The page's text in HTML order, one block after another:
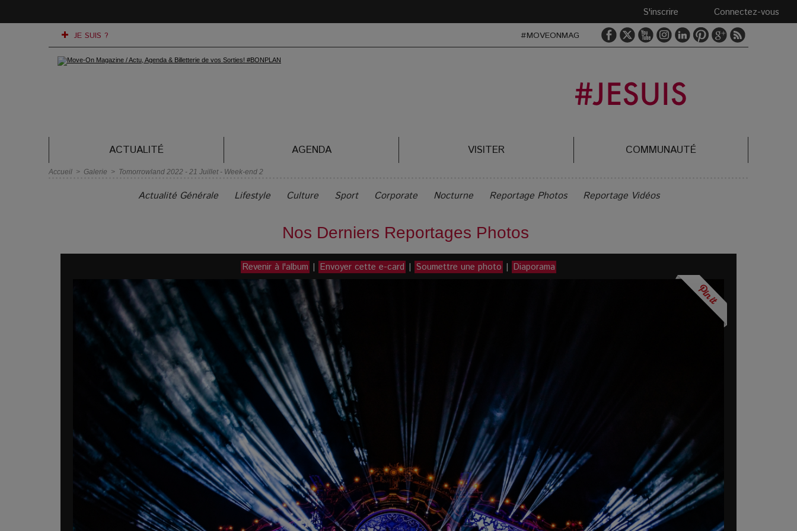
Connectez-vous
S'inscrire
JE SUIS ? #MOVEONMAG
ACTUALITÉ AGENDA VISITER COMMUNAUTÉ
Accueil > Galerie > Tomorrowland 2022 - 21 Juillet - Week-end 2
Actualité Générale Lifestyle Culture Sport Corporate Nocturne Reportage Photos Reportage Vidéos
Nos Derniers Reportages Photos
Revenir à l'album | Envoyer cette e-card | Soumettre une photo | Diaporama